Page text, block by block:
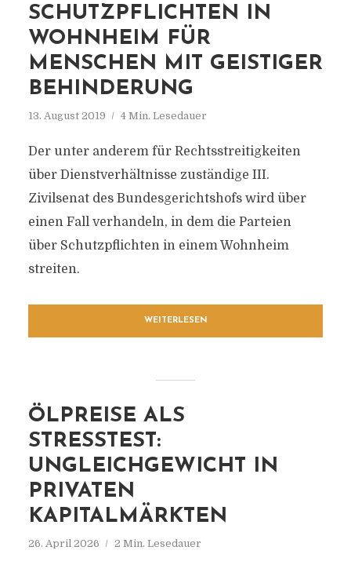
SCHUTZPFLICHTEN IN
WOHNHEIM FÜR
MENSCHEN MIT GEISTIGER
BEHINDERUNG
13. August 2019 4 Min. Lesedauer
Der unter anderem für Rechtsstreitigkeiten
über Dienstverhältnisse zuständige III.
Zivilsenat des Bundesgerichtshofs wird über
einen Fall verhandeln, in dem die Parteien
über Schutzpflichten in einem Wohnheim
streiten.
WEITERLESEN
ÖLPREISE ALS
STRESSTEST:
UNGLEICHGEWICHT IN
PRIVATEN
KAPITALMÄRKTEN
26. April 2026 2 Min. Lesedauer